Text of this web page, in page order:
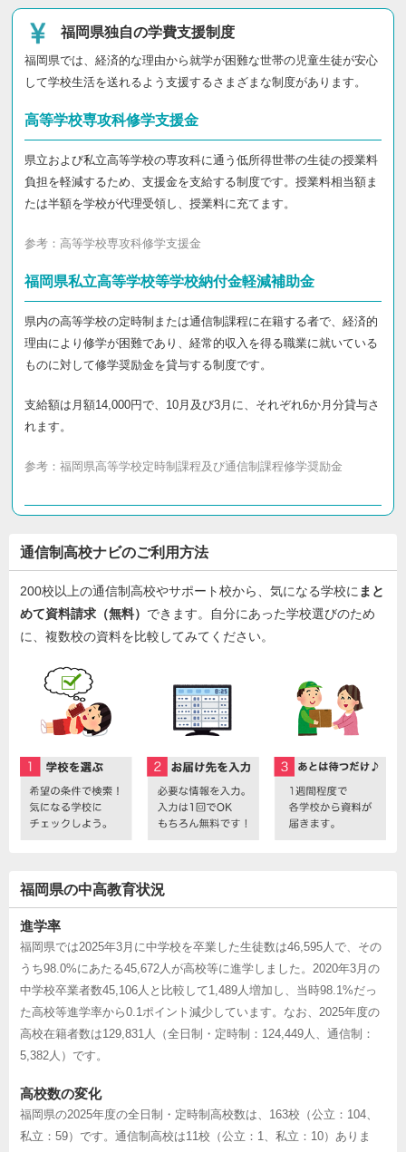
福岡県独自の学費支援制度
福岡県では、経済的な理由から就学が困難な世帯の児童生徒が安心
して学校生活を送れるよう支援するさまざまな制度があります。
高等学校専攻科修学支援金
県立および私立高等学校の専攻科に通う低所得世帯の生徒の授業料
負担を軽減するため、支援金を支給する制度です。授業料相当額ま
たは半額を学校が代理受領し、授業料に充てます。
参考： 高等学校専攻科修学支援金
福岡県私立高等学校等学校納付金軽減補助金
県内の高等学校の定時制または通信制課程に在籍する者で、経済的
理由により修学が困難であり、経常的収入を得る職業に就いている
ものに対して修学奨励金を貸与する制度です。
支給額は月額14,000円で、10月及び3月に、それぞれ6か月分貸与さ
れます。
参考： 福岡県高等学校定時制課程及び通信制課程修学奨励金
通信制高校ナビのご利用方法
200校以上の通信制高校やサポート校から、気になる学校に まと
めて資料請求（無料） できます。自分にあった学校選びのため
に、複数校の資料を比較してみてください。
福岡県の中高教育状況
進学率
福岡県では2025年3月に中学校を卒業した生徒数は46,595人で、その
うち98.0%にあたる45,672人が高校等に進学しました。2020年3月の
中学校卒業者数45,106人と比較して1,489人増加し、当時98.1%だっ
た高校等進学率から0.1ポイント減少しています。なお、2025年度の
高校在籍者数は129,831人（全日制・定時制：124,449人、通信制：
5,382人）です。
高校数の変化
福岡県の2025年度の全日制・定時制高校数は、163校（公立：104、
私立：59）です。通信制高校は11校（公立：1、私立：10）ありま